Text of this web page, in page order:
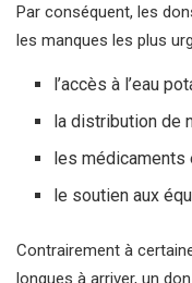
Par conséquent, les
les manques les plus
l’accès à l’eau
la distribution de
les médicaments
le soutien aux
Contrairement à